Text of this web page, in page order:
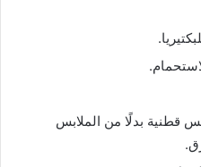
قطنية بدلًا من الملابس